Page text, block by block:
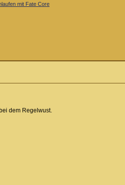
mit Fate Core
dem Regelwust.